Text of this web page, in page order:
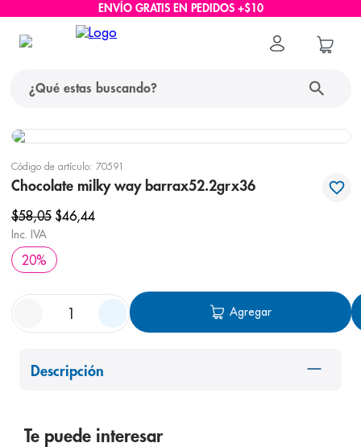
ENVÍO GRATIS EN PEDIDOS +$10
Código de artículo: 70591
Chocolate milky way barrax52.2grx36
$58,05 $46,44
Inc. IVA
20%
Agregar
Descripción
Te puede interesar
términos más buscados
1. protector solar
2. pañales
3.
4. cerave
5. nivea
bioderma
8. desodorante
10.panolini